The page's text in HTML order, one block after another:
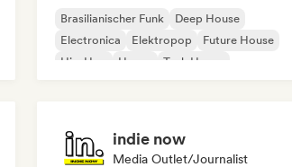
Brasilianischer Funk
Deep House
Electronica
Elektropop
Future House
Hip-Hop
House Tech House
indie now
Media Outlet/Journalist